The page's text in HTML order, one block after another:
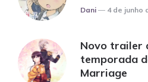
Posted
Dani 4 de junho
Novo trailer
temporada
Marriage